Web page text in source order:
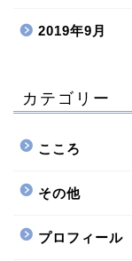
2019年9月
カテゴリー
こころ
その他
プロフィール